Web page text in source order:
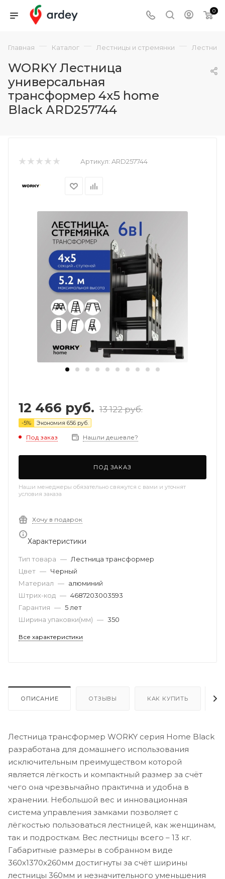
0
Главная — Каталог — Лестницы и стремянки —
WORKY Лестница
универсальная
трансформер 4х5 home
Black ARD257744
Артикул: ARD257744
12 466 руб. 13 122руб.
-5% Экономия 656 руб.
Под заказ Нашли дешевле?
ПОД ЗАКАЗ
Наши менеджеры обязательно свяжутся с вами и уточнят
условия заказа
Хочу в подарок
Характеристики
Тип товара — Лестница трансформер
Цвет — Черный
Материал — алюминий
Штрих-код — 4687203003593
Гарантия — 5 лет
Ширина упаковки(мм) — 350
Все характеристики
ОПИСАНИЕ ОТЗЫВЫ КАК КУПИТЬ
Лестница трансформер WORKY серия Home Black
разработана для домашнего использования
исключительным преимуществом которой
является лёгкость и компактный размер за счёт
чего она чрезвычайно практична и удобна в
хранении. Небольшой вес и инновационная
система управления замками позволяет с
лёгкостью пользоваться лестницей, как женщинам,
так и подросткам. Вес лестницы всего – 13 кг.
Габаритные размеры в собранном виде
360х1370х260мм достигнуты за счёт ширины
лестницы 360мм и незначительного уменьшения